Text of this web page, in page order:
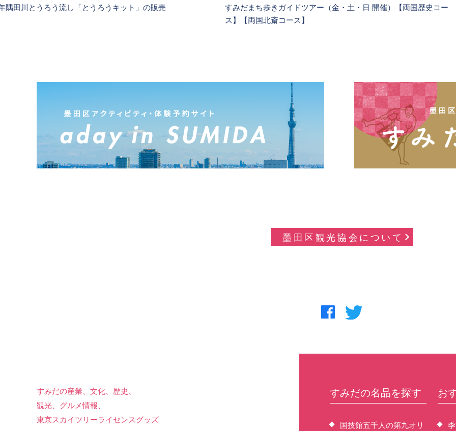
隅田川とうろう流し「とうろうキット」の販売
すみだまち歩きガイドツアー（金・土・日 開催）【両国歴史コー
ス】【両国北斎コース】
墨田区観光協会について
すみだの名品を探す
国技館五千人の第九オリ
お
すみだの産業、文化、歴史、
観光、グルメ情報、
東京スカイツリーライセンスグッズ